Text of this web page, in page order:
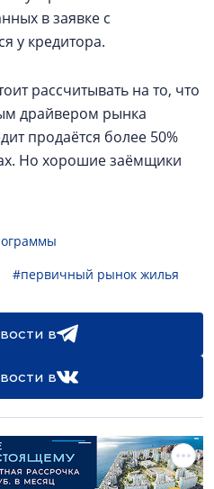
в заявке с
у кредитора.
рассчитывать на то, что
драйвером рынка
продаётся более 50%
Но хорошие заёмщики
#первичный рынок жилья
в
в